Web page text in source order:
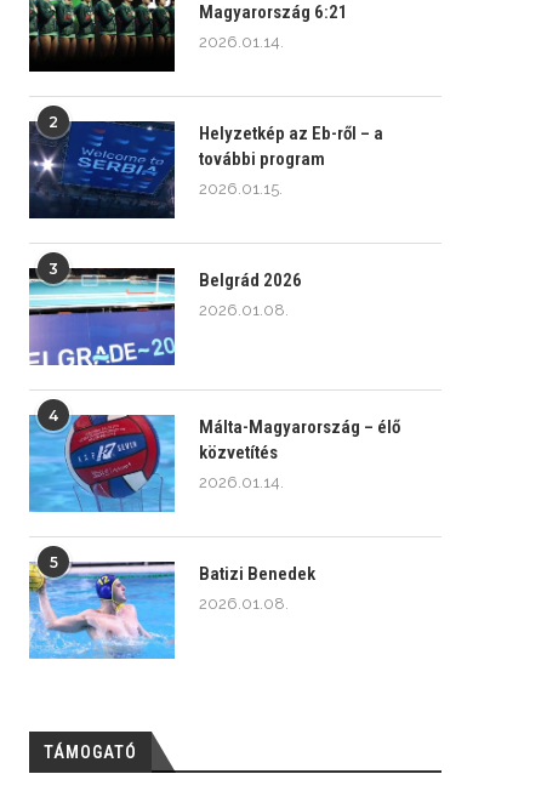
Magyarország 6:21
2026.01.14.
2
Helyzetkép az Eb-ről – a
további program
2026.01.15.
3
Belgrád 2026
2026.01.08.
4
Málta-Magyarország – élő
közvetítés
2026.01.14.
5
Batizi Benedek
2026.01.08.
TÁMOGATÓ